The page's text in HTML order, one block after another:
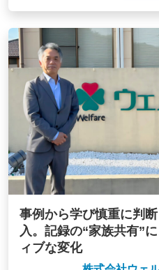
事例から学び慎重に判
入。記録の“家族共有”
ィブな変化